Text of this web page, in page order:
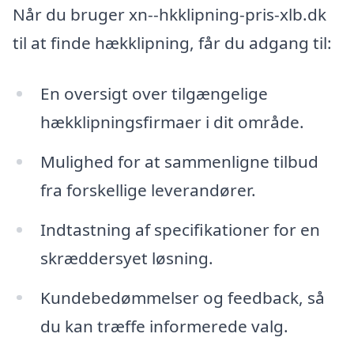
Når du bruger xn--hkklipning-pris-xlb.dk
til at finde hækklipning, får du adgang til:
En oversigt over tilgængelige
hækklipningsfirmaer i dit område.
Mulighed for at sammenligne tilbud
fra forskellige leverandører.
Indtastning af specifikationer for en
skræddersyet løsning.
Kundebedømmelser og feedback, så
du kan træffe informerede valg.